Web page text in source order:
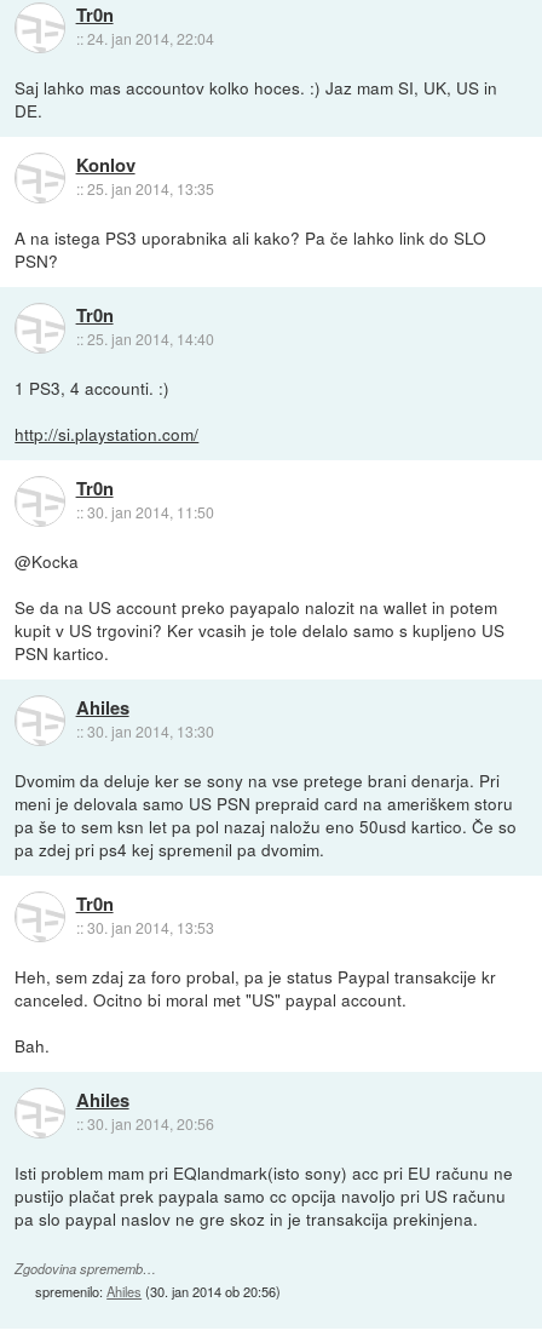
Tr0n
::24. jan 2014, 22:04
Saj lahko mas accountov kolko hoces. :) Jaz mam SI, UK, US in
DE.
Konlov
::25. jan 2014, 13:35
A na istega PS3 uporabnika ali kako? Pa če lahko link do SLO
PSN?
Tr0n
::25. jan 2014, 14:40
1 PS3, 4 accounti. :)
http://si.playstation.com/
Tr0n
::30. jan 2014, 11:50
@Kocka
Se da na US account preko payapalo nalozit na wallet in potem
kupit v US trgovini? Ker vcasih je tole delalo samo s kupljeno US
PSN kartico.
Ahiles
::30. jan 2014, 13:30
Dvomim da deluje ker se sony na vse pretege brani denarja. Pri
meni je delovala samo US PSN prepraid card na ameriškem storu
pa še to sem ksn let pa pol nazaj naložu eno 50usd kartico. Če so
pa zdej pri ps4 kej spremenil pa dvomim.
Tr0n
::30. jan 2014, 13:53
Heh, sem zdaj za foro probal, pa je status Paypal transakcije kr
canceled. Ocitno bi moral met "US" paypal account.
Bah.
Ahiles
::30. jan 2014, 20:56
Isti problem mam pri EQlandmark(isto sony) acc pri EU računu ne
pustijo plačat prek paypala samo cc opcija navoljo pri US računu
pa slo paypal naslov ne gre skoz in je transakcija prekinjena.
Zgodovina sprememb…
spremenilo:Ahiles (30. jan 2014 ob 20:56)